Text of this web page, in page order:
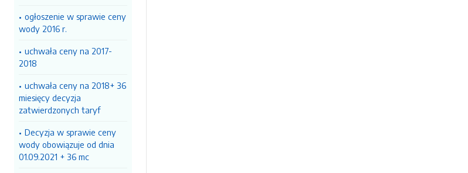
ogłoszenie w sprawie ceny
wody 2016 r.
uchwała ceny na 2017-
2018
uchwała ceny na 2018+ 36
miesięcy decyzja
zatwierdzonych taryf
Decyzja w sprawie ceny
wody obowiązuje od dnia
01.09.2021 + 36 mc